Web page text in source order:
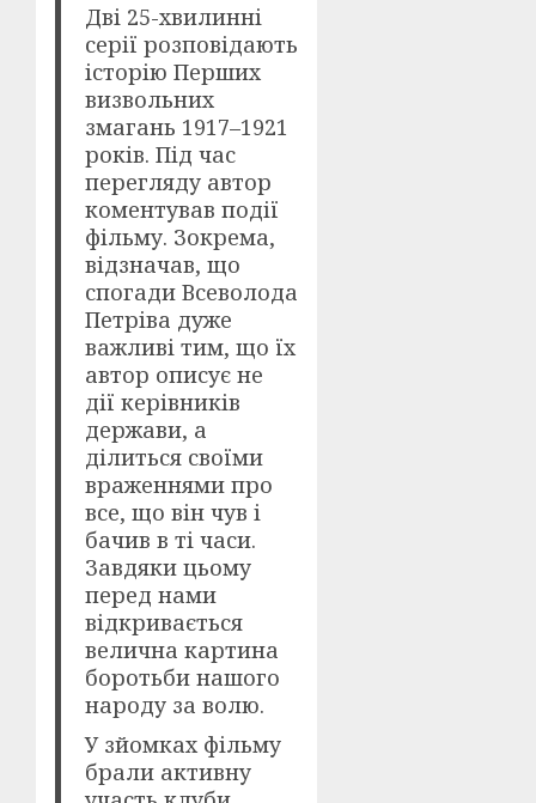
Дві 25-хвилинні
серії розповідають
історію Перших
визвольних
змагань 1917–1921
років. Під час
перегляду автор
коментував події
фільму. Зокрема,
відзначав, що
спогади Всеволода
Петріва дуже
важливі тим, що їх
автор описує не
дії керівників
держави, а
ділиться своїми
враженнями про
все, що він чув і
бачив в ті часи.
Завдяки цьому
перед нами
відкривається
велична картина
боротьби нашого
народу за волю.
У зйомках фільму
брали активну